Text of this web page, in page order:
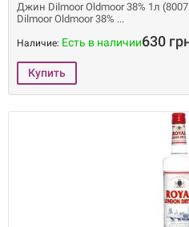
Джин Dilmoor Oldmoor 38% 1л
Dilmoor Oldmoor 38%
Наличие: Есть в наличии630